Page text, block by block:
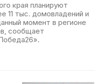
края планируют
11 тыс. домовладений и
момент в регионе
сообщает